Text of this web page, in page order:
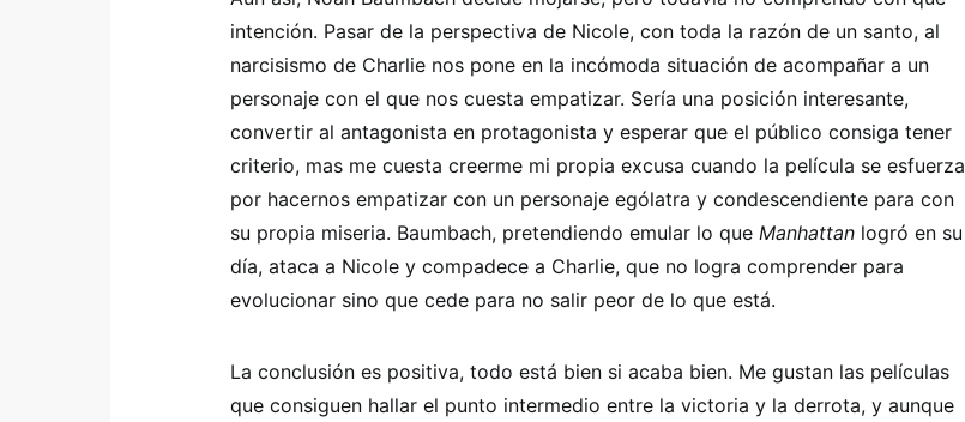
intención. Pasar de la perspectiva de Nicole, con toda la razón de un santo, al
narcisismo de Charlie nos pone en la incómoda situación de acompañar a un
personaje con el que nos cuesta empatizar. Sería una posición interesante,
convertir al antagonista en protagonista y esperar que el público consiga tener
criterio, mas me cuesta creerme mi propia excusa cuando la película se esfuerza
por hacernos empatizar con un personaje ególatra y condescendiente para con
su propia miseria. Baumbach, pretendiendo emular lo que Manhattan logró en su
día, ataca a Nicole y compadece a Charlie, que no logra comprender para
evolucionar sino que cede para no salir peor de lo que está.
La conclusión es positiva, todo está bien si acaba bien. Me gustan las películas
que consiguen hallar el punto intermedio entre la victoria y la derrota, y aunque